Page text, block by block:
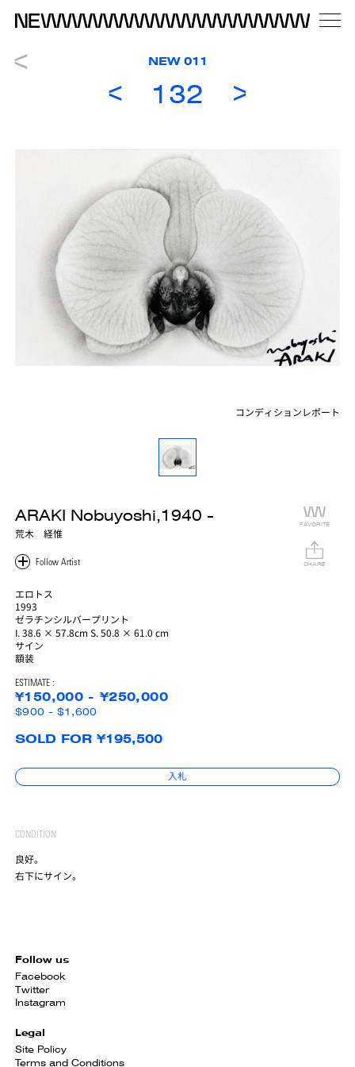
NEW 011
132
コンディションレポート
ARAKI Nobuyoshi,1940 -
荒木 経惟
エロトス
1993
ゼラチンシルバープリント
I. 38.6 × 57.8cm S. 50.8 × 61.0 cm
サイン
額装
FAVORITE
SHARE
ESTIMATE :
¥150,000 - ¥250,000
$900 - $1,600
SOLD FOR ¥195,500
入札
CONDITION
良好。
右下にサイン。
Follow us
Facebook
Twitter
Instagram
Legal
Site Policy
Terms and Conditions